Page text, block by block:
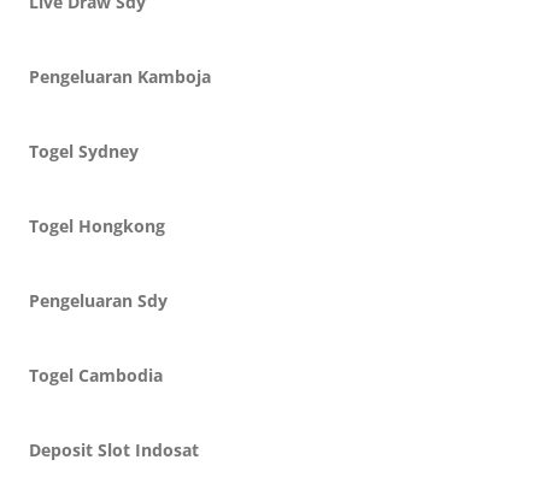
Pengeluaran Kamboja
Togel Sydney
Togel Hongkong
Pengeluaran Sdy
Togel Cambodia
Deposit Slot Indosat